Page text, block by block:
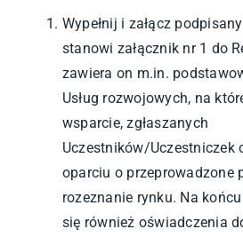
Wypełnij i załącz
stanowi załącznik nr 1 do
zawiera on m.in.
Usług rozwojowych, na
wsparcie, zgłaszanych
Uczestników/Uczestniczek
oparciu o przeprowadzone
rozeznanie rynku. Na
się również oświadczenia